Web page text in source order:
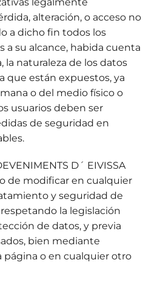
alteración, o acceso no
a dicho fin todos los
a su alcance, habida cuenta
la naturaleza de los datos
que están expuestos, ya
o del medio físico o
usuarios deben ser
de seguridad en
D´ EIVISSA
de modificar en cualquier
y seguridad de
la legislación
de datos, y previa
bien mediante
o en cualquier otro